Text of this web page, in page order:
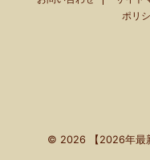
ポリ
© 2026 【2026年最